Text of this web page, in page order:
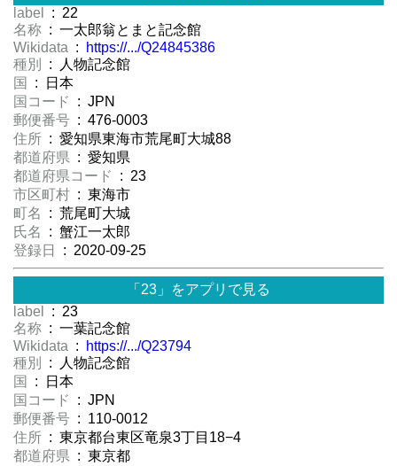
label
: 22
名称 : 一太郎翁とまと記念館
Wikidata :
https://.../Q24845386
種別
: 人物記念館
国
: 日本
国コード
: JPN
郵便番号 : 476-0003
住所 : 愛知県東海市荒尾町大城88
都道府県 : 愛知県
都道府県コード
: 23
市区町村 : 東海市
町名
: 荒尾町大城
氏名
: 蟹江一太郎
登録日
: 2020-09-25
「23」をアプリで見る
label
: 23
名称 : 一葉記念館
Wikidata :
https://.../Q23794
種別
: 人物記念館
国
: 日本
国コード
: JPN
郵便番号 : 110-0012
住所 : 東京都台東区竜泉3丁目18−4
都道府県 : 東京都